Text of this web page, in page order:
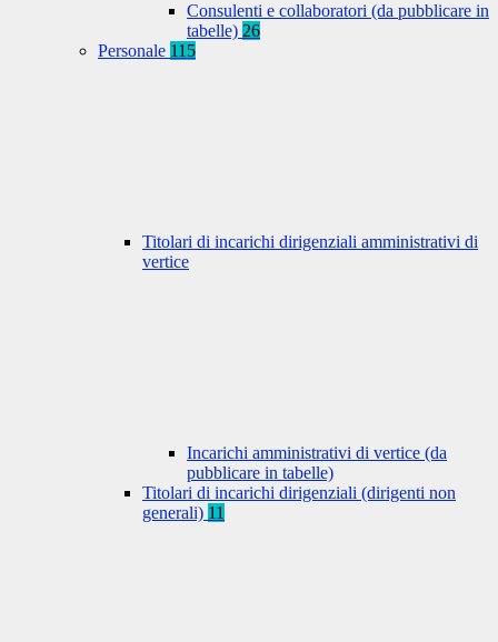
Consulenti e collaboratori (da pubblicare in
tabelle) 26
Personale 115
Titolari di incarichi dirigenziali amministrativi di
vertice
Incarichi amministrativi di vertice (da
pubblicare in tabelle)
Titolari di incarichi dirigenziali (dirigenti non
generali) 11